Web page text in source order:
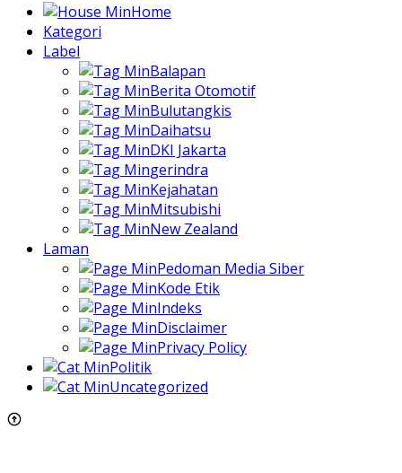
Home
Kategori
Label
Balapan
Berita Otomotif
Bulutangkis
Daihatsu
DKI Jakarta
gerindra
Kejahatan
Mitsubishi
New Zealand
Laman
Pedoman Media Siber
Kode Etik
Indeks
Disclaimer
Privacy Policy
Politik
Uncategorized